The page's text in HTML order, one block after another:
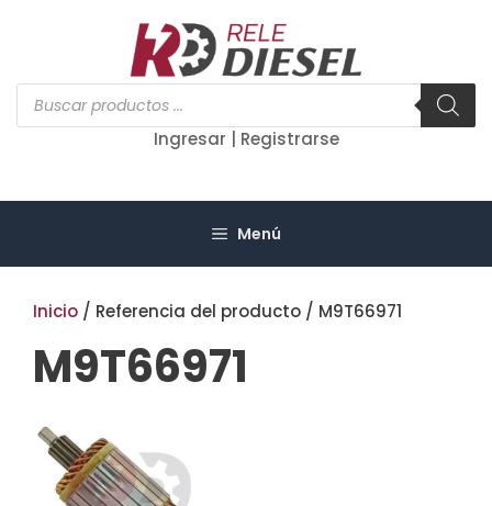
Búsqueda
de
productos
Ingresar | Registrarse
Menú
Inicio / Referencia del producto / M9T66971
M9T66971